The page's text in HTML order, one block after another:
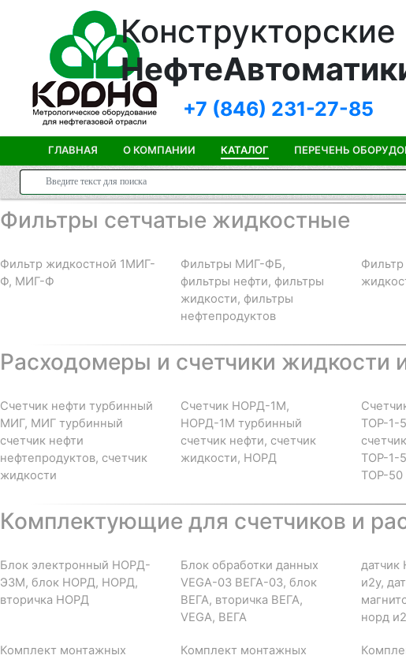
+7 (846) 231-27-85
ГЛАВНАЯ О КОМПАНИИ КАТАЛОГ ПЕРЕЧЕНЬ
Фильтры сетчатые жидкостные
Фильтр жидкостной 1МИГ-
Ф, МИГ-Ф
Фильтры МИГ-ФБ,
фильтры нефти, фильтры
жидкости, фильтры
нефтепродуктов
Фильтр
Расходомеры и счетчики жидкости
Счетчик нефти турбинный
МИГ, МИГ турбинный
счетчик нефти
нефтепродуктов, счетчик
жидкости
Счетчик НОРД-1М,
НОРД-1М турбинный
счетчик нефти, счетчик
жидкости, НОРД
ТОР-1-
ТОР-1-
ТОР-50
Комплектующие для счетчиков и
Блок электронный НОРД-
Э3М, блок НОРД, НОРД,
вторичка НОРД
Блок обработки данных
VEGA-03 ВЕГА-03, блок
ВЕГА, вторичка ВЕГА,
VEGA, ВЕГА
датчик
и2у,
норд
Комплект монтажных
Комплект монтажных